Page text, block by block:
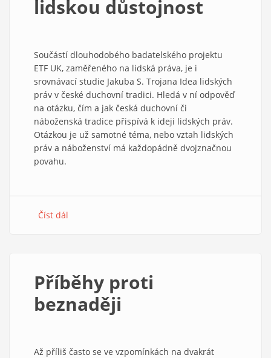
lidskou důstojnost
Součástí dlouhodobého badatelského projektu
ETF UK, zaměřeného na lidská práva, je i
srovnávací studie Jakuba S. Trojana Idea lidských
práv v české duchovní tradici. Hledá v ní odpověď
na otázku, čím a jak česká duchovní či
náboženská tradice přispívá k ideji lidských práv.
Otázkou je už samotné téma, nebo vztah lidských
práv a náboženství má každopádně dvojznačnou
povahu.
Číst dál
důstojnost
Příběhy proti
beznaději
Až příliš často se ve vzpomínkách na dvakrát